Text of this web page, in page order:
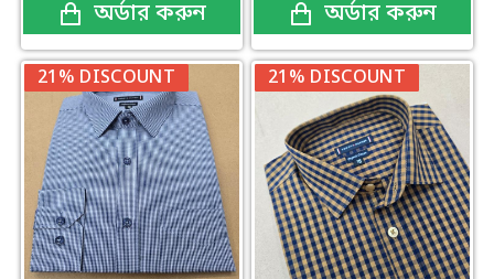
অর্ডার করুন অর্ডার করুন
21% DISCOUNT 21% DISCOUNT